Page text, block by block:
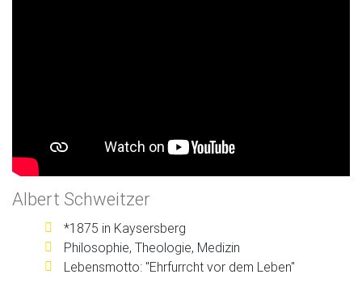
Albert Schweitzer
*1875 in Kaysersberg
Philosophie, Theologie, Medizin
Lebensmotto: "Ehrfurrcht vor dem Leben"